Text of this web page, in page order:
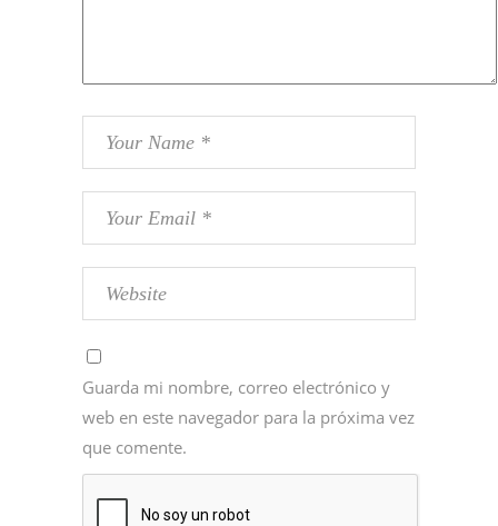
Guarda mi nombre, correo electrónico y
web en este navegador para la próxima vez
que comente.